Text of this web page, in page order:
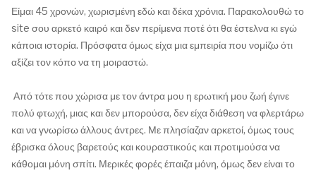
Είμαι 45 χρονών, χωρισμένη εδώ και δέκα χρόνια. Παρακολουθώ το
site σου αρκετό καιρό και δεν περίμενα ποτέ ότι θα έστελνα κι εγώ
κάποια ιστορία. Πρόσφατα όμως είχα μια εμπειρία που νομίζω ότι
αξίζει τον κόπο να τη μοιραστώ.
Από τότε που χώρισα με τον άντρα μου η ερωτική μου ζωή έγινε
πολύ φτωχή, μιας και δεν μπορούσα, δεν είχα διάθεση να φλερτάρω
και να γνωρίσω άλλους άντρες. Με πλησίαζαν αρκετοί, όμως τους
έβρισκα όλους βαρετούς και κουραστικούς και προτιμούσα να
κάθομαι μόνη σπίτι. Μερικές φορές έπαιζα μόνη, όμως δεν είναι το